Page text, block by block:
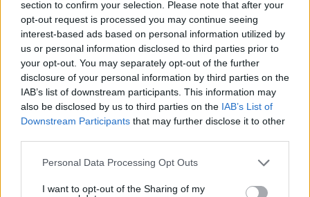
section to confirm your selection. Please note that after your
opt-out request is processed you may continue seeing
interest-based ads based on personal information utilized by
us or personal information disclosed to third parties prior to
your opt-out. You may separately opt-out of the further
disclosure of your personal information by third parties on the
IAB’s list of downstream participants. This information may
also be disclosed by us to third parties on the IAB’s List of
Downstream Participants that may further disclose it to other
Please note that this website/app uses one or more Google
not limited to your visit or usage behaviour. You may click to
Personal Data Processing Opt Outs
I want to opt-out of the Sharing of my
θόρυβο, δεν μπορούσα να καταλάβω τι έγινε,
νόμιζα ότι ήταν μπάζα που έπεφταν από
σωλήνα. Είδα τη σκόνη. Από τις φωνές των
ανθρώπων που έλεγαν "καλέστε την
αστυνομία" αντιλήφθηκα τι συμβαίνει»
ξεκίνησε η γυναίκα την περιγραφή της για όσα
συνέβησαν στοΠασαλιμάνι.
«Όταν καταλάγιασε η σκόνη και βγήκαμε στο